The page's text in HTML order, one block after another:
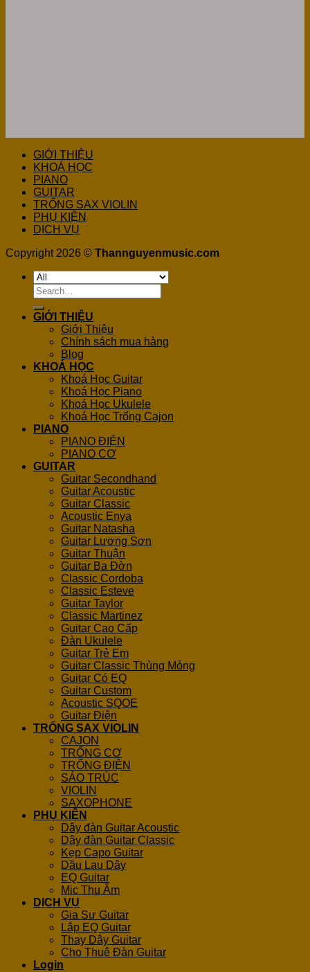
GIỚI THIỆU
KHOÁ HỌC
PIANO
GUITAR
TRỐNG SAX VIOLIN
PHỤ KIỆN
DỊCH VỤ
Copyright 2026 © Thannguyenmusic.com
Search
for:
GIỚI THIỆU
Giới Thiệu
Chính sách mua hàng
Blog
KHOÁ HỌC
Khoá Học Guitar
Khoá Học Piano
Khoá Học Ukulele
Khoá Học Trống Cajon
PIANO
PIANO ĐIỆN
PIANO CƠ
GUITAR
Guitar Secondhand
Guitar Acoustic
Guitar Classic
Acoustic Enya
Guitar Natasha
Guitar Lương Sơn
Guitar Thuận
Guitar Ba Đờn
Classic Cordoba
Classic Esteve
Guitar Taylor
Classic Martinez
Guitar Cao Cấp
Đàn Ukulele
Guitar Trẻ Em
Guitar Classic Thùng Mỏng
Guitar Có EQ
Guitar Custom
Acoustic SQOE
Guitar Điện
TRỐNG SAX VIOLIN
CAJON
TRỐNG CƠ
TRỐNG ĐIỆN
SÁO TRÚC
VIOLIN
SAXOPHONE
PHỤ KIỆN
Dây đàn Guitar Acoustic
Dây đàn Guitar Classic
Kẹp Capo Guitar
Dầu Lau Dây
EQ Guitar
Mic Thu Âm
DỊCH VỤ
Gia Sư Guitar
Lắp EQ Guitar
Thay Dây Guitar
Cho Thuê Đàn Guitar
Login